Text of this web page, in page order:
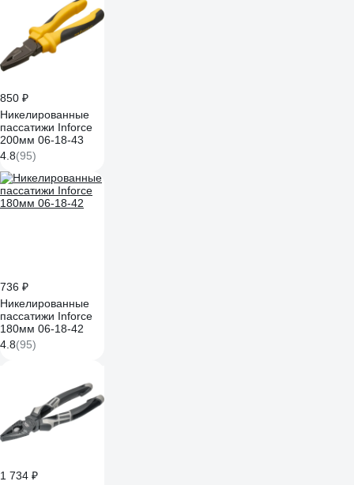
850 ₽
Никелированные
пассатижи Inforce
200мм 06-18-43
4.8(95)
736 ₽
Никелированные
пассатижи Inforce
180мм 06-18-42
4.8(95)
1 734 ₽